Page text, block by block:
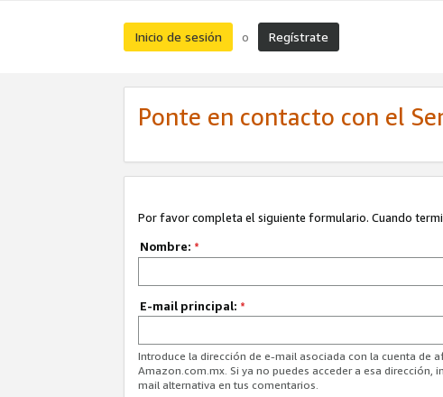
Inicio de sesión o Regístrate
Ponte en contacto con el
Por favor completa el siguiente formulario. Cuando
Nombre: *
E-mail principal: *
Introduce la dirección de e-mail asociada con la cuenta de
Amazon.com.mx. Si ya no puedes acceder a esa dirección,
mail alternativa en tus comentarios.